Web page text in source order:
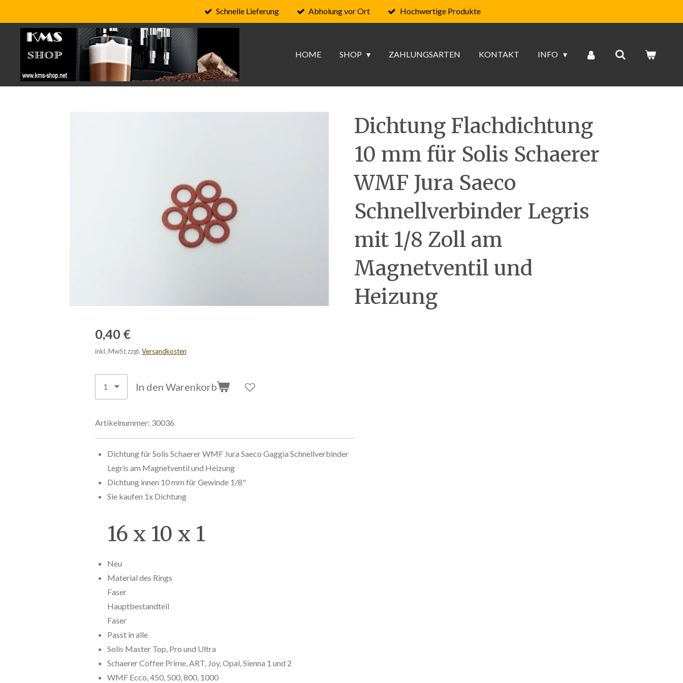
Hauptinhalt
springen
Schnelle Lieferung Abholung vor Ort Hochwertige Produkte
HOME SHOP ZAHLUNGSARTEN KONTAKT INFO
Dichtung Flachdichtung
10 mm für Solis Schaerer
WMF Jura Saeco
Schnellverbinder Legris
mit 1/8 Zoll am
Magnetventil und
Heizung
0,40 €
inkl. MwSt zzgl. Versandkosten
In den Warenkorb
Artikelnummer: 30036
Dichtung für Solis Schaerer WMF Jura Saeco Gaggia Schnellverbinder
Legris am Magnetventil und Heizung
Dichtung innen 10 mm für Gewinde 1/8"
Sie kaufen 1x Dichtung
16 x 10 x 1
Neu
Material des Rings
Faser
Hauptbestandteil
Faser
Passt in alle
Solis Master Top, Pro und Ultra
Schaerer Coffee Prime, ART, Joy, Opal, Sienna 1 und 2
WMF Ecco, 450, 500, 800, 1000